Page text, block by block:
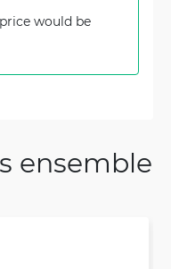
would be
ensemble